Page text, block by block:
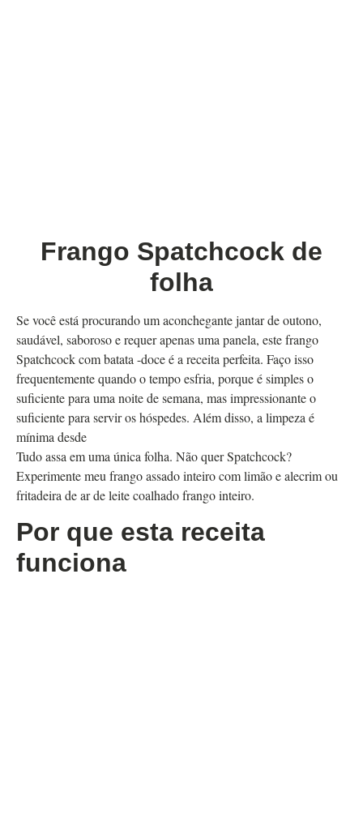
Frango Spatchcock de
folha
Se você está procurando um aconchegante jantar de outono,
saudável, saboroso e requer apenas uma panela, este frango
Spatchcock com batata -doce é a receita perfeita. Faço isso
frequentemente quando o tempo esfria, porque é simples o
suficiente para uma noite de semana, mas impressionante o
suficiente para servir os hóspedes. Além disso, a limpeza é
mínima desde
Tudo assa em uma única folha. Não quer Spatchcock?
Experimente meu frango assado inteiro com limão e alecrim ou
fritadeira de ar de leite coalhado frango inteiro.
Por que esta receita
funciona